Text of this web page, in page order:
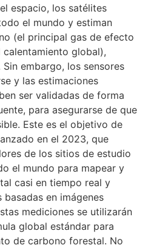
espacio, los satélites
el mundo y estiman
(el principal gas de efecto
calentamiento global),
embargo, los sensores
y las estimaciones
ser validadas de forma
para asegurarse de que
Este es el objetivo de
en el 2023, que
de los sitios de estudio
el mundo para mapear y
casi en tiempo real y
en imágenes
mediciones se utilizarán
global estándar para
de carbono forestal. No